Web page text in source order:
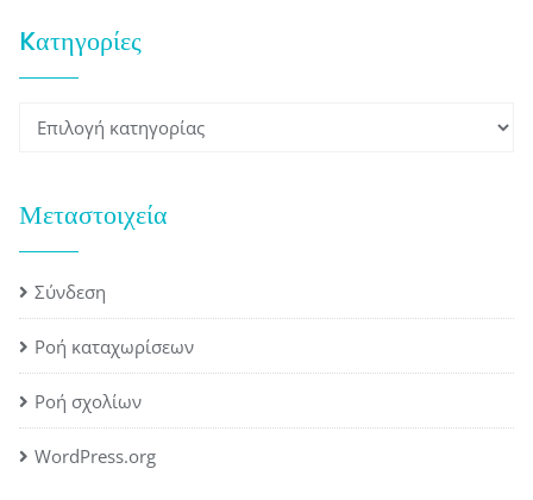
Kατηγορίες
Kατηγορίες
Μεταστοιχεία
Σύνδεση
Ροή καταχωρίσεων
Ροή σχολίων
WordPress.org